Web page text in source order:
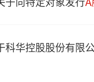
科华控股股份有限